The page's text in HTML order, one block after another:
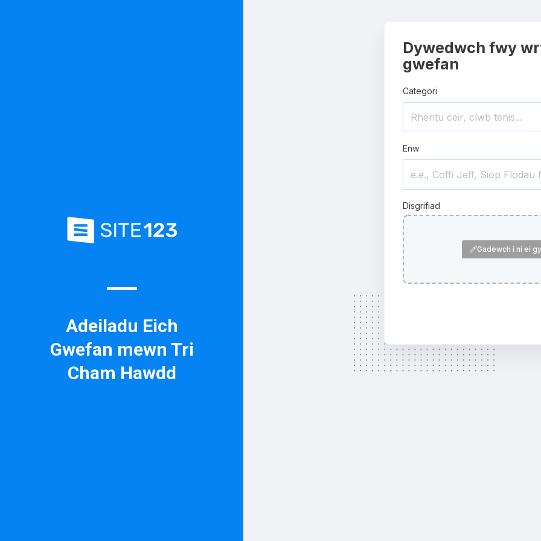
Adeiladu Eich
Gwefan mewn Tri
Cham Hawdd
Dywedwch fwy
gwefan
Categori
Enw
Disgrifiad
Gadewch i ni ei